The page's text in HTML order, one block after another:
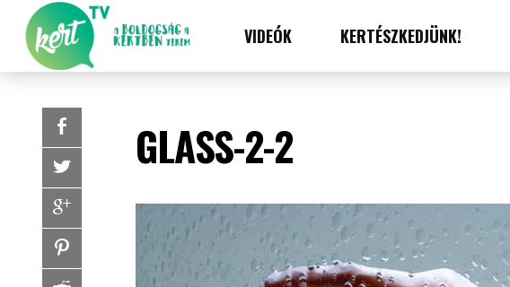
VIDEÓK KERTÉSZKEDJÜNK!
GLASS-2-2